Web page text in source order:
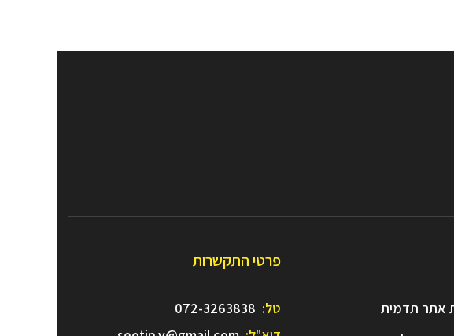
אתר תדמית
פרטי התקשרות
טל: